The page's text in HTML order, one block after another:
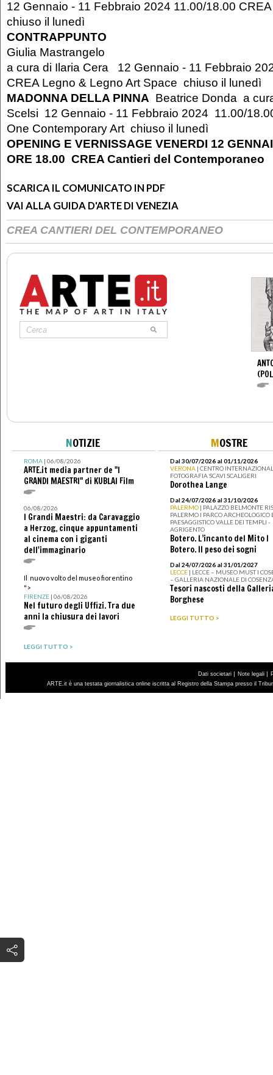
12 Gennaio - 11 Febbraio 2024 11.00/18.00
chiuso il lunedì
CONTRAPPUNTO
Giulia Mastrangelo
a cura di Ilaria Cera 12 Gennaio - 11 Febbraio
CREA Legno & Legno Art Space chiuso il lunedì
MADONNA DELLA PINNA Beatrice Donda a
Scelsi 12 Gennaio - 11 Febbraio 2024 11.00/
One Contemporary Art chiuso il lunedì
OPENING E VERNISSAGE VENERDI 12
ORE 18.00 CREA Cantieri del Contemporaneo
SCARICA IL COMUNICATO IN PDF
VAI ALLA GUIDA D'ARTE DI VENEZIA
CREA CANTIERI DEL CONTEMPORANEO
NOTIZIE
ROMA| 06/08/2026
ARTE.it media partner de "I
GRANDI MAESTRI" di KUBLAI Film
06/08/2026
I Grandi Maestri: da Caravaggio
a Herzog, cinque appuntamenti
al cinema con i giganti
dell'immaginario
Il nuovo volto del museo fiorentino
">
FIRENZE| 06/08/2026
Nel futuro degli Uffizi. Tra due
anni la chiusura dei lavori
LEGGI TUTTO >
MOSTRE
Dal 30/07/2026 al 01/11/2026
VERONA | CENTRO
FOTOGRAFIA SCAVI SCALIGERI
Dorothea Lange
Dal 24/07/2026 al 31/10/2026
PALERMO | PALAZZO BELMONTE
PALERMO I PARCO ARCHEOLOGICO
PAESAGGISTICO VALLE DEI TEMPLI -
AGRIGENTO
Botero. L’incanto del Mito I
Botero. Il peso dei sogni
Dal 24/07/2026 al 31/01/2027
LECCE | LECCE – MUSEO MUST I
– GALLERIA NAZIONALE DI
Tesori nascosti della
Borghese
LEGGI TUTTO >
Dati societari | Note legali |
ARTE.it è una testata giornalistica online iscritta al Registro della Stampa presso il